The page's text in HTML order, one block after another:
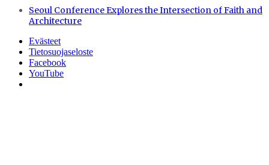
Seoul Conference Explores the Intersection of Faith and
Architecture
Evästeet
Tietosuojaseloste
Facebook
YouTube